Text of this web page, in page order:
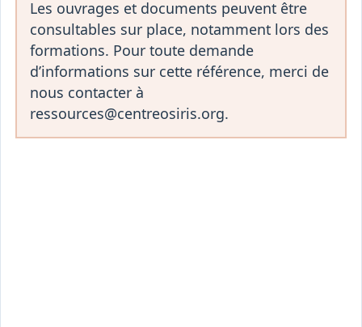
Les ouvrages et documents peuvent être
consultables sur place, notamment lors des
formations. Pour toute demande
d’informations sur cette référence, merci de
nous contacter à
ressources@centreosiris.org.